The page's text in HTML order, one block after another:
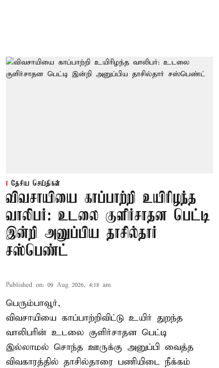
தேசிய செய்திகள்
விவசாயியை காப்பாற்றி உயிரிழந்த
வாலிபர்: உடலை குளிர்சாதன பெட்டி
இன்றி அனுப்பிய தாசில்தார்
சஸ்பெண்ட்
Published on: 09 Aug 2026, 4:18 am
பெரும்பாவூர்,
விவசாயியை காப்பாற்றிவிட்டு உயிர் துறந்த
வாலிபரின் உடலை குளிர்சாதன பெட்டி
இல்லாமல் சொந்த ஊருக்கு அனுப்பி வைத்த
விவகாரத்தில் தாசில்தாரை பணியிடை நீக்கம்